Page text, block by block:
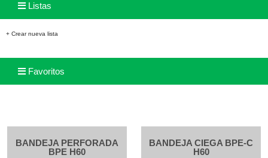
Listas
+ Crear nueva lista
Favoritos
BANDEJA PERFORADA
BPE H60
BANDEJA CIEGA BPE-C
H60